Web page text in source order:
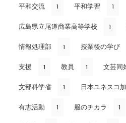
平和交流 1 平和学習 1
広島県立尾道商業高等学校 1
情報処理部 1 授業後の学び
支援 1 教員 1 文芸同
文部科学省 1 日本ユネスコ
有志活動 1 服のチカラ 1